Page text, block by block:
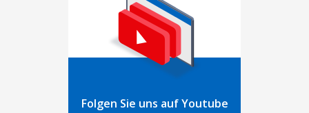
Folgen Sie uns auf Youtube